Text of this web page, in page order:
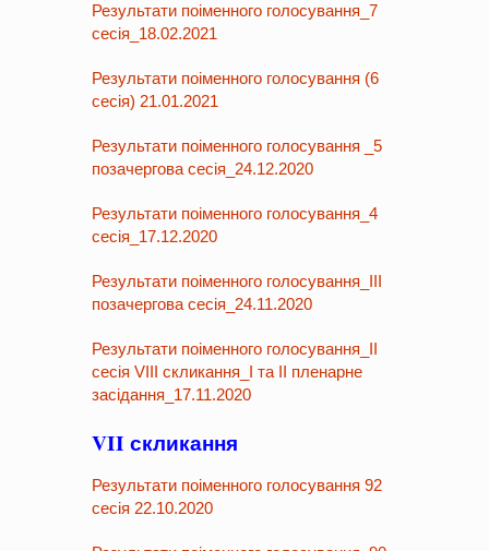
Результати поіменного голосування_7
сесія_18.02.2021
Результати поіменного голосування (6
сесія) 21.01.2021
Результати поіменного голосування _5
позачергова сесія_24.12.2020
Результати поіменного голосування_4
сесія_17.12.2020
Результати поіменного голосування_ІІІ
позачергова сесія_24.11.2020
Результати поіменного голосування_ІІ
сесія VIII скликання_І та ІІ пленарне
засідання_17.11.2020
VII скликання
Результати поіменного голосування 92
сесія 22.10.2020